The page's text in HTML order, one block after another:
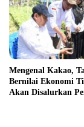
Mengenal Kakao,
Bernilai Ekonomi
Akan Disalurkan